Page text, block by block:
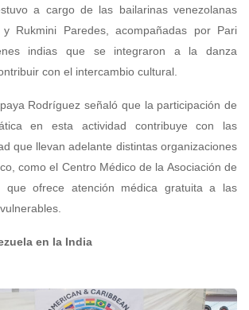
a cargo de las bailarinas venezolanas
y Rukmini Paredes, acompañadas por Pari
indias que se integraron a la danza
con el intercambio cultural.
Rodríguez señaló que la participación de
en esta actividad contribuye con las
que llevan adelante distintas organizaciones
como el Centro Médico de la Asociación de
que ofrece atención médica gratuita a las
en la India